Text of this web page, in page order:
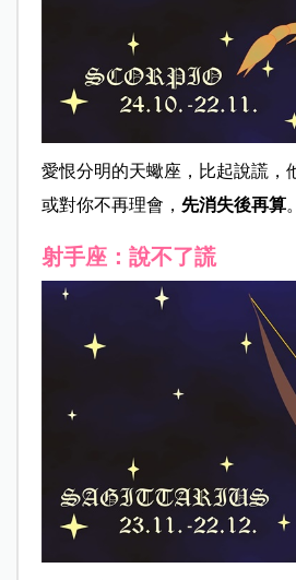
愛恨分明的天蠍座，比起說謊，
或對你不再理會， 先消失後再算。
射手座：說不了謊